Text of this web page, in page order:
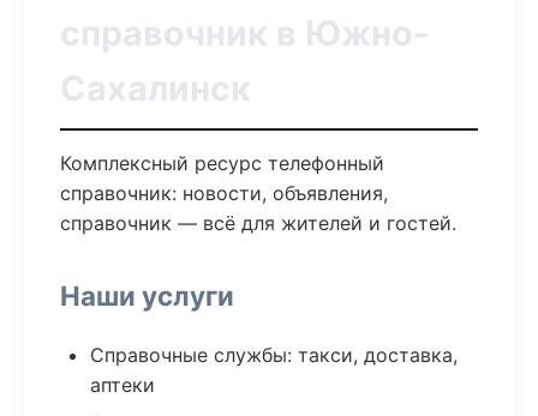
справочник в Южно-
Сахалинск
Комплексный ресурс телефонный
справочник: новости, объявления,
справочник — всё для жителей и гостей.
Наши услуги
Справочные службы: такси, доставка,
аптеки